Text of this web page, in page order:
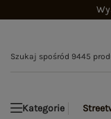
Kategorie